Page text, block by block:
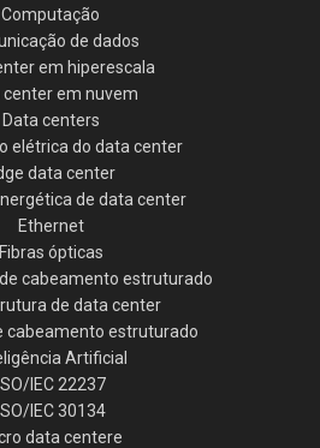
Computação
de dados
em hiperescala
center em nuvem
Data centers
elétrica do data center
data center
de data center
Ethernet
Fibras ópticas
cabeamento estruturado
de data center
cabeamento estruturado
Artificial
ISO/IEC 22237
ISO/IEC 30134
data centere